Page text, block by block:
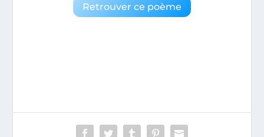
Retrouver ce poème